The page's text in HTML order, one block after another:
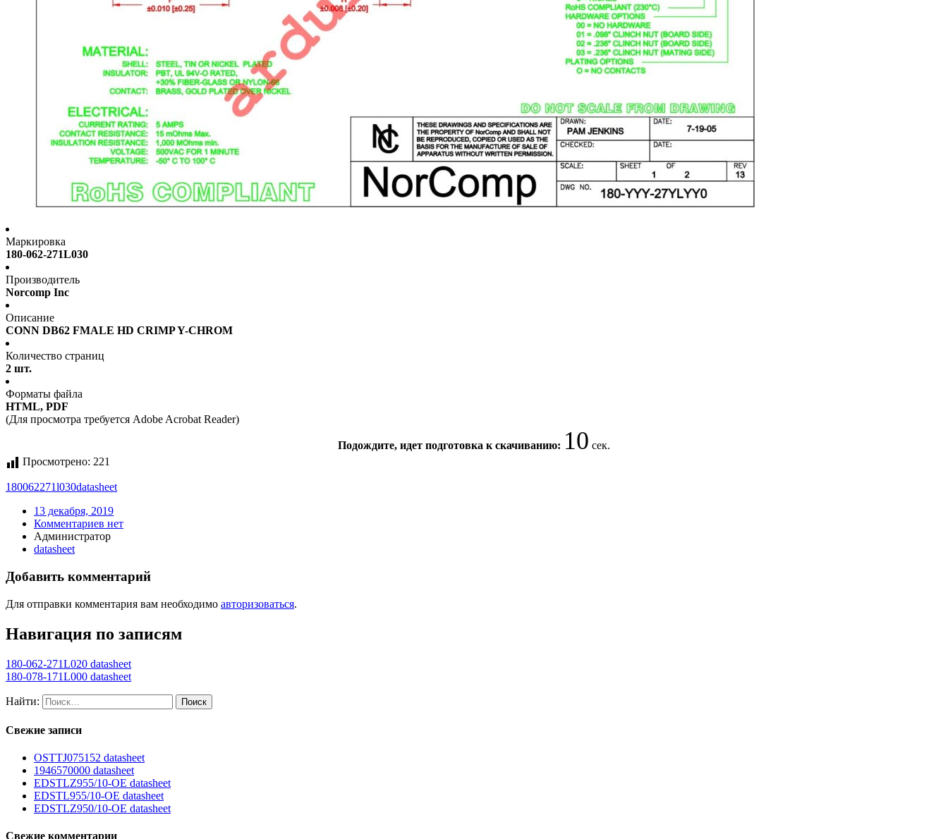
Маркировка
180-062-271L030
Производитель
Norcomp Inc
Описание
CONN DB62 FMALE HD CRIMP Y-CHROM
Количество страниц
2 шт.
Форматы файла
HTML, PDF
(Для просмотра требуется Adobe Acrobat Reader)
Подождите, идет подготовка к скачиванию:9сек.
Просмотрено: 221
180062271l030datasheet
13 декабря, 2019
Комментариев нет
Администратор
datasheet
Добавить комментарий
Для отправки комментария вам необходимо авторизоваться.
Навигация по записям
180-062-271L020 datasheet
180-078-171L000 datasheet
Найти:
Свежие записи
OSTTJ075152 datasheet
1946570000 datasheet
EDSTLZ955/10-OE datasheet
EDSTL955/10-OE datasheet
EDSTLZ950/10-OE datasheet
Свежие комментарии